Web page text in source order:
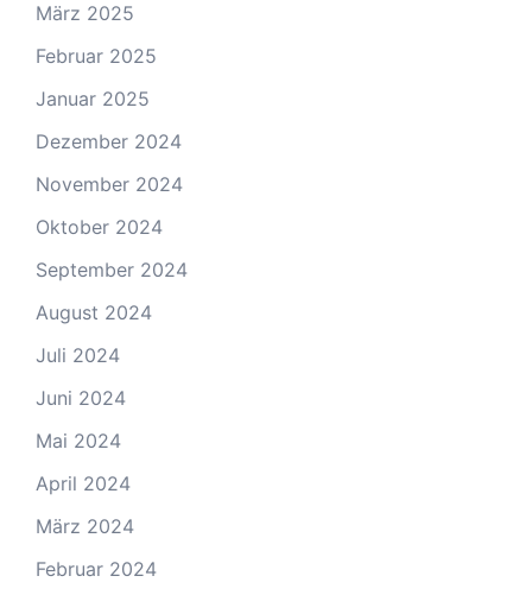
März 2025
Februar 2025
Januar 2025
Dezember 2024
November 2024
Oktober 2024
September 2024
August 2024
Juli 2024
Juni 2024
Mai 2024
April 2024
März 2024
Februar 2024